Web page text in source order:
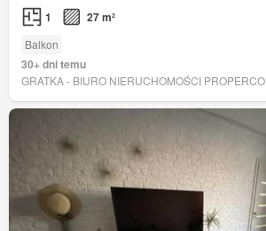
1 27 m²
Balkon
30+ dni temu
GRATKA - BIURO NIERUCHOMOŚCI PROPERCO